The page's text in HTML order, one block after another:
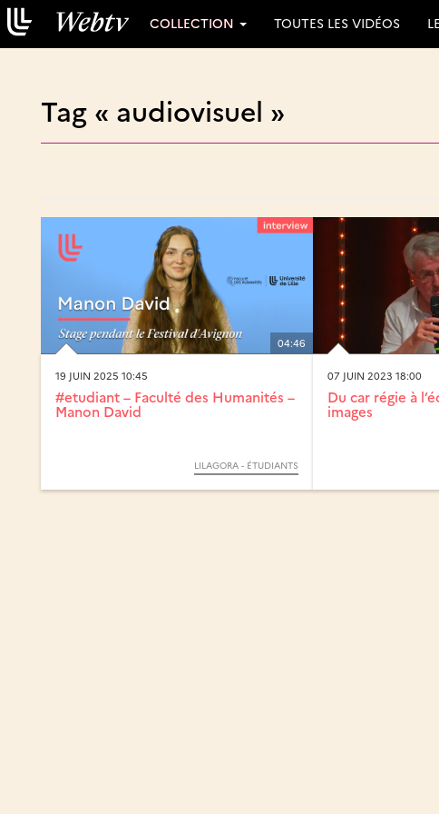
COLLECTION TOUTES LES VIDÉOS
Tag « audiovisuel »
04:46
19 JUIN 2025 10:45
#etudiant – Faculté des Humanités –
Manon David
LILAGORA - ÉTUDIANTS
07 JUIN 2023 18:00
Du car régie à
images